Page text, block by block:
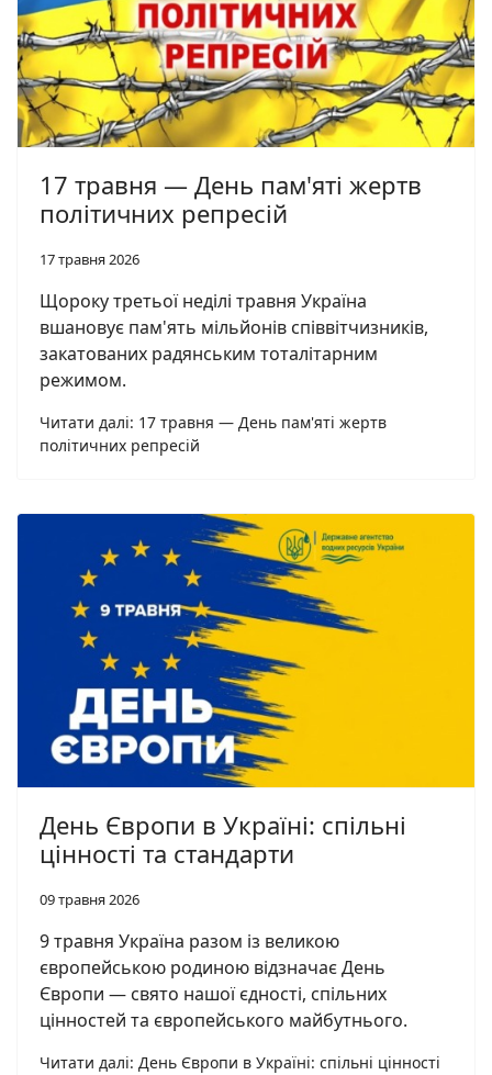
17 травня — День пам'яті жертв
політичних репресій
17 травня 2026
Щороку третьої неділі травня Україна
вшановує пам'ять мільйонів співвітчизників,
закатованих радянським тоталітарним
режимом.
Читати далі: 17 травня — День пам'яті жертв
політичних репресій
День Європи в Україні: спільні
цінності та стандарти
09 травня 2026
9 травня Україна разом із великою
європейською родиною відзначає День
Європи — свято нашої єдності, спільних
цінностей та європейського майбутнього.
Читати далі: День Європи в Україні: спільні цінності